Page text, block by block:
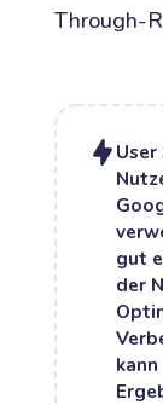
Through-
gut
der